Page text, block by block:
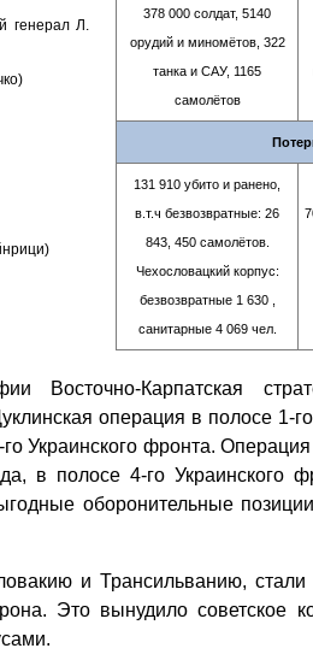
378 000 солдат, 5140
орудий и миномётов, 322
танка и САУ, 1165
самолётов
131 910 убито и ранено,
в.т.ч безвозвратные: 26
843, 450 самолётов.
Чехословацкий корпус:
безвозвратные 1 630 ,
санитарные 4 069 чел.
генерал Л.
Восточно-Карпатская
операция в полосе 1-
Украинского фронта.
в полосе 4-го Украинского
оборонительные
и Трансильванию, стали
Это вынудило советское